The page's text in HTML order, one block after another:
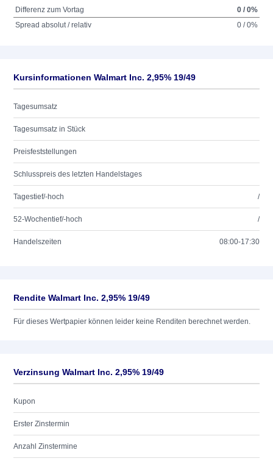
Differenz zum Vortag
0 / 0%
Spread absolut / relativ
0 / 0%
Kursinformationen Walmart Inc. 2,95% 19/49
Tagesumsatz
Tagesumsatz in Stück
Preisfeststellungen
Schlusspreis des letzten Handelstages
Tagestief/-hoch /
52-Wochentief/-hoch /
Handelszeiten 08:00-17:30
Rendite Walmart Inc. 2,95% 19/49
Für dieses Wertpapier können leider keine Renditen berechnet werden.
Verzinsung Walmart Inc. 2,95% 19/49
Kupon
Erster Zinstermin
Anzahl Zinstermine